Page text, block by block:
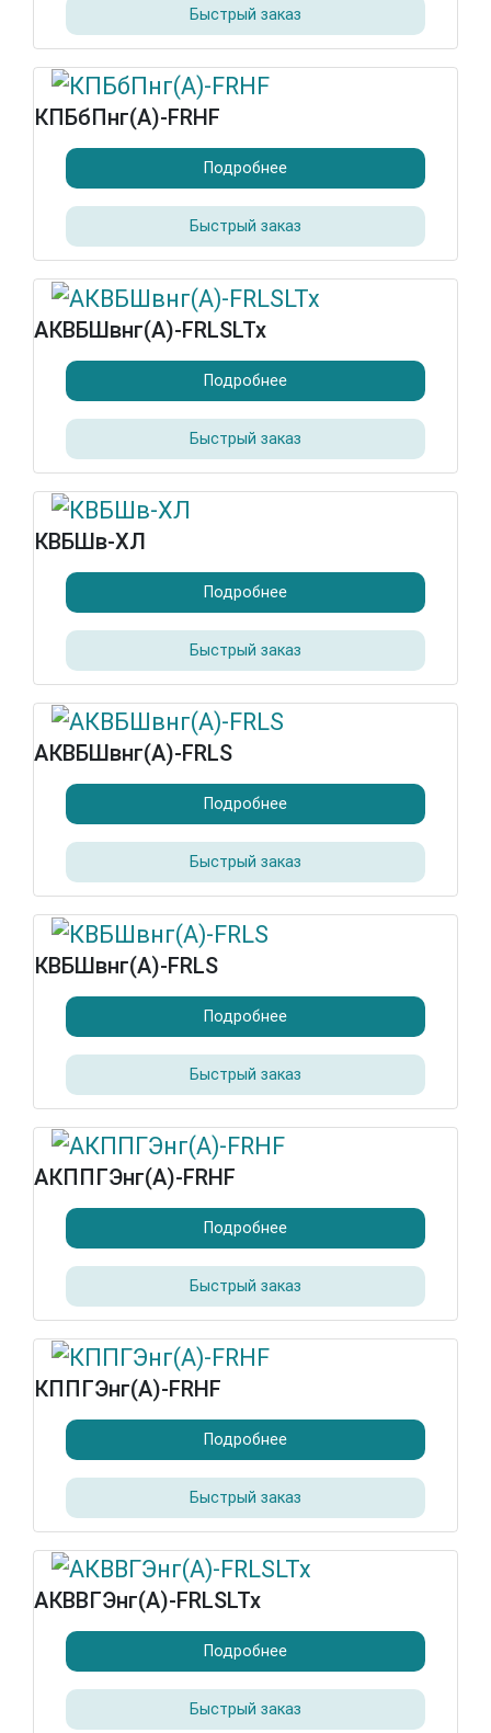
Быстрый заказ
КПБбПнг(А)-FRHF
Подробнее
Быстрый заказ
АКВБШвнг(А)-FRLSLTx
Подробнее
Быстрый заказ
КВБШв-ХЛ
Подробнее
Быстрый заказ
АКВБШвнг(А)-FRLS
Подробнее
Быстрый заказ
КВБШвнг(А)-FRLS
Подробнее
Быстрый заказ
АКППГЭнг(А)-FRHF
Подробнее
Быстрый заказ
КППГЭнг(А)-FRHF
Подробнее
Быстрый заказ
АКВВГЭнг(А)-FRLSLTx
Подробнее
Быстрый заказ